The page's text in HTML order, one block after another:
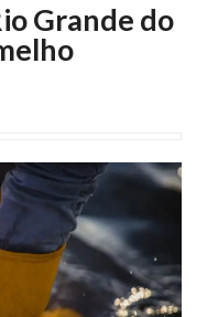
Grande do